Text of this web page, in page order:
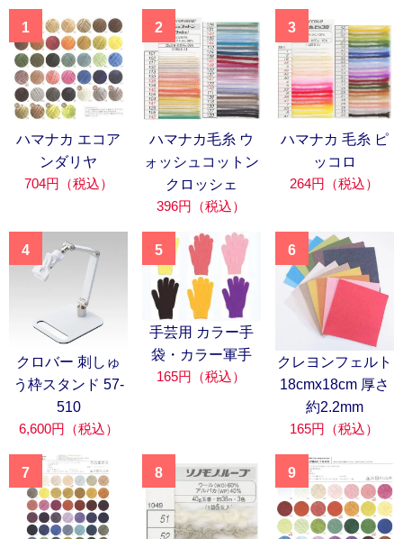
1
ハマナカ エコア
ンダリヤ
704円（税込）
2
ハマナカ毛糸 ウ
ォッシュコットン
クロッシェ
396円（税込）
3
ハマナカ 毛糸 ピ
ッコロ
264円（税込）
4
クロバー 刺しゅ
う枠スタンド 57-
510
6,600円（税込）
5
手芸用 カラー手
袋・カラー軍手
165円（税込）
6
クレヨンフェルト
18cmx18cm 厚さ
約2.2mm
165円（税込）
7 8 9